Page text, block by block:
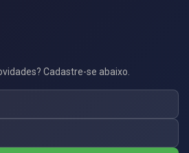
Cadastre-se abaixo.